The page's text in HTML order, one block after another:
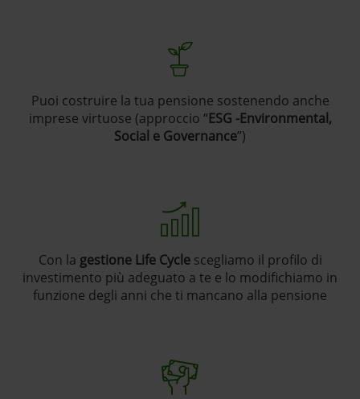
Puoi costruire la tua pensione sostenendo anche
imprese virtuose (approccio “ESG -Environmental,
Social e Governance”)
Con la gestione Life Cyclescegliamo il profilo di
investimento più adeguato a te e lo modifichiamo in
funzione degli anni che ti mancano alla pensione